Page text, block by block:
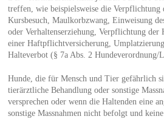
treffen, wie beispielsweise die Verpflichtung
Kursbesuch, Maulkorbzwang, Einweisung
oder Verhaltenserziehung, Verpflichtung der
einer Haftpflichtversicherung,
Halteverbot (§ 7a Abs. 2 Hundeverordnung/
Hunde, die für Mensch und Tier gefährlich
tierärztliche Behandlung oder sonstige
versprechen oder wenn die Haltenden eine
sonstige Massnahmen nicht befolgt und